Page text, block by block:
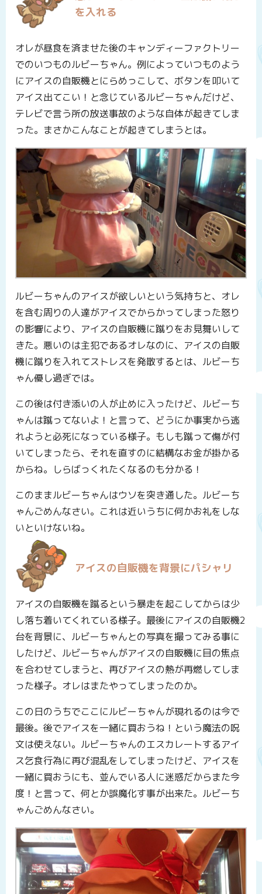
を入れる
オレが昼食を済ませた後のキャンディーファクトリー
でのいつものルビーちゃん。例によっていつものよう
にアイスの自販機とにらめっこして、ボタンを叩いて
アイス出てこい！と念じているルビーちゃんだけど、
テレビで言う所の放送事故のような自体が起きてしま
った。まさかこんなことが起きてしまうとは。
ルビーちゃんのアイスが欲しいという気持ちと、オレ
を含む周りの人達がアイスでからかってしまった怒り
の影響により、アイスの自販機に蹴りをお見舞いして
きた。悪いのは主犯であるオレなのに、アイスの自販
機に蹴りを入れてストレスを発散するとは、ルビーち
ゃん優し過ぎでは。
この後は付き添いの人が止めに入ったけど、ルビーち
ゃんは蹴ってないよ！と言って、どうにか事実から逃
れようと必死になっている様子。もしも蹴って傷が付
いてしまったら、それを直すのに結構なお金が掛かる
からね。しらばっくれたくなるのも分かる！
このままルビーちゃんはウソを突き通した。ルビーち
ゃんごめんなさい。これは近いうちに何かお礼をしな
いといけないね。
アイスの自販機を背景にパシャリ
アイスの自販機を蹴るという暴走を起こしてからは少
し落ち着いてくれている様子。最後にアイスの自販機2
台を背景に、ルビーちゃんとの写真を撮ってみる事に
したけど、ルビーちゃんがアイスの自販機に目の焦点
を合わせてしまうと、再びアイスの熱が再燃してしま
った様子。オレはまたやってしまったのか。
この日のうちでここにルビーちゃんが現れるのは今で
最後。後でアイスを一緒に買おうね！という魔法の呪
文は使えない。ルビーちゃんのエスカレートするアイ
ス乞食行為に再び混乱をしてしまったけど、アイスを
一緒に買おうにも、並んでいる人に迷惑だからまた今
度！と言って、何とか誤魔化す事が出来た。ルビーち
ゃんごめんなさい。